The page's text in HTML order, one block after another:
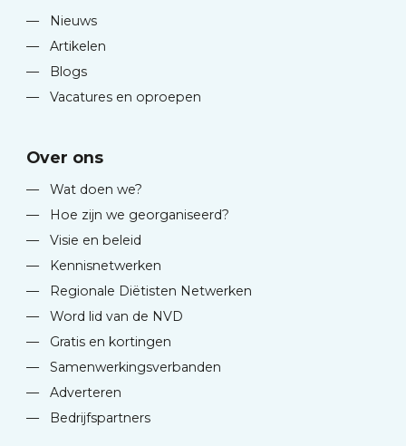
—
Nieuws
—
Artikelen
—
Blogs
—
Vacatures en oproepen
Over ons
—
Wat doen we?
—
Hoe zijn we georganiseerd?
—
Visie en beleid
—
Kennisnetwerken
—
Regionale Diëtisten Netwerken
—
Word lid van de NVD
—
Gratis en kortingen
—
Samenwerkingsverbanden
—
Adverteren
—
Bedrijfspartners